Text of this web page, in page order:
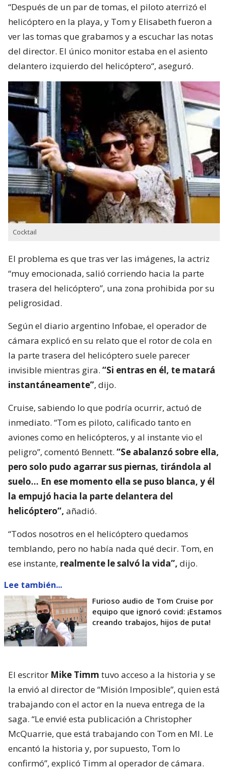
“Después de un par de tomas, el piloto aterrizó el
helicóptero en la playa, y Tom y Elisabeth fueron a
ver las tomas que grabamos y a escuchar las notas
del director. El único monitor estaba en el asiento
delantero izquierdo del helicóptero“, aseguró.
Cocktail
El problema es que tras ver las imágenes, la actriz
“muy emocionada, salió corriendo hacia la parte
trasera del helicóptero”, una zona prohibida por su
peligrosidad.
Según el diario argentino Infobae, el operador de
cámara explicó en su relato que el rotor de cola en
la parte trasera del helicóptero suele parecer
invisible mientras gira. “Si entras en él, te matará
instantáneamente”, dijo.
Cruise, sabiendo lo que podría ocurrir, actuó de
inmediato. “Tom es piloto, calificado tanto en
aviones como en helicópteros, y al instante vio el
peligro”, comentó Bennett. “Se abalanzó sobre ella,
pero solo pudo agarrar sus piernas, tirándola al
suelo… En ese momento ella se puso blanca, y él
la empujó hacia la parte delantera del
helicóptero”, añadió.
“Todos nosotros en el helicóptero quedamos
temblando, pero no había nada qué decir. Tom, en
ese instante, realmente le salvó la vida”, dijo.
Lee también...
Furioso audio de Tom Cruise por
equipo que ignoró covid: ¡Estamos
creando trabajos, hijos de puta!
El escritor Mike Timm tuvo acceso a la historia y se
la envió al director de “Misión Imposible”, quien está
trabajando con el actor en la nueva entrega de la
saga. “Le envié esta publicación a Christopher
McQuarrie, que está trabajando con Tom en MI. Le
encantó la historia y, por supuesto, Tom lo
confirmó”, explicó Timm al operador de cámara.